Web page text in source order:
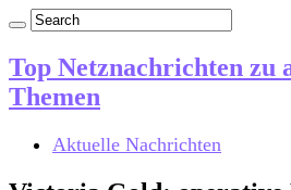
Top Netznachrichten zu
Themen
Aktuelle Nachrichten